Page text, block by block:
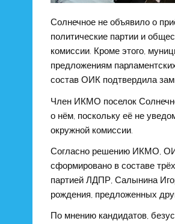
Солнечное не объявило о
политические партии и
комиссии. Кроме этого,
предложениям
состав ОИК подтвердила
Член ИКМО поселок
о нём, поскольку её не
окружной комиссии.
Согласно решению ИКМО,
сформировано в составе
партией ЛДПР, Салынина
рождения, предложенных
По мнению кандидатов,